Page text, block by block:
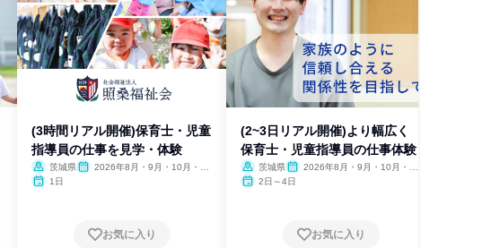
(3時間リアル開催)保育士・児童
指導員の仕事を見学・体験
茨城県
2026年8月・9月・10月・11
1日
お気に入り
(2~3日リアル開催)より幅広く
保育士・児童指導員の仕事体験
茨城県
2026年8月・9月・10月・11
月・12月
2日～4日
お気に入り